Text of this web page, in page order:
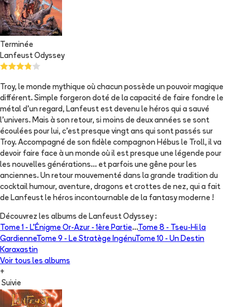
Terminée
Lanfeust Odyssey
Troy, le monde mythique où chacun possède un pouvoir magique
différent. Simple forgeron doté de la capacité de faire fondre le
métal d'un regard, Lanfeust est devenu le héros qui a sauvé
l'univers. Mais à son retour, si moins de deux années se sont
écoulées pour lui, c'est presque vingt ans qui sont passés sur
Troy. Accompagné de son fidèle compagnon Hébus le Troll, il va
devoir faire face à un monde où il est presque une légende pour
les nouvelles générations... et parfois une gêne pour les
anciennes. Un retour mouvementé dans la grande tradition du
cocktail humour, aventure, dragons et crottes de nez, qui a fait
de Lanfeust le héros incontournable de la fantasy moderne !
Découvrez les albums de Lanfeust Odyssey:
Tome 1 - L'Énigme Or-Azur - 1ère Partie...Tome 8 -
Tseu-Hi la
GardienneTome 9 - Le Stratège IngénuTome 10 - Un Destin
Karaxastin
Voir tous les albums
+
Suivie